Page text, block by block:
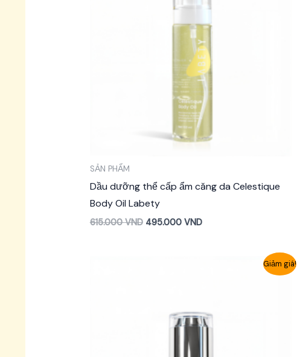
SẢN PHẨM
Dầu dưỡng thể cấp ẩm căng da Celestique
Body Oil Labety
615.000VND 495.000 VND
Giảm giá!